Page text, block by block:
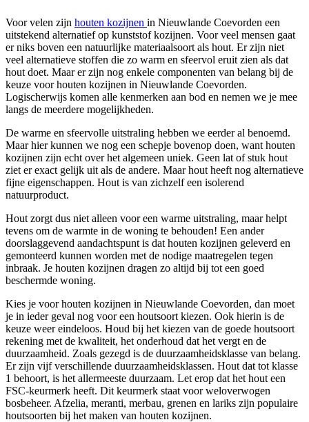
Voor velen zijn houten kozijnen in Nieuwlande Coevorden een
uitstekend alternatief op kunststof kozijnen. Voor veel mensen gaat
er niks boven een natuurlijke materiaalsoort als hout. Er zijn niet
veel alternatieve stoffen die zo warm en sfeervol eruit zien als dat
hout doet. Maar er zijn nog enkele componenten van belang bij de
keuze voor houten kozijnen in Nieuwlande Coevorden.
Logischerwijs komen alle kenmerken aan bod en nemen we je mee
langs de meerdere mogelijkheden.
De warme en sfeervolle uitstraling hebben we eerder al benoemd.
Maar hier kunnen we nog een schepje bovenop doen, want houten
kozijnen zijn echt over het algemeen uniek. Geen lat of stuk hout
ziet er exact gelijk uit als de andere. Maar hout heeft nog alternatieve
fijne eigenschappen. Hout is van zichzelf een isolerend
natuurproduct.
Hout zorgt dus niet alleen voor een warme uitstraling, maar helpt
tevens om de warmte in de woning te behouden! Een ander
doorslaggevend aandachtspunt is dat houten kozijnen geleverd en
gemonteerd kunnen worden met de nodige maatregelen tegen
inbraak. Je houten kozijnen dragen zo altijd bij tot een goed
beschermde woning.
Kies je voor houten kozijnen in Nieuwlande Coevorden, dan moet
je in ieder geval nog voor een houtsoort kiezen. Ook hierin is de
keuze weer eindeloos. Houd bij het kiezen van de goede houtsoort
rekening met de kwaliteit, het onderhoud dat het vergt en de
duurzaamheid. Zoals gezegd is de duurzaamheidsklasse van belang.
Er zijn vijf verschillende duurzaamheidsklassen. Hout dat tot klasse
1 behoort, is het allermeeste duurzaam. Let erop dat het hout een
FSC-keurmerk heeft. Dit keurmerk staat voor weloverwogen
bosbeheer. Afzelia, meranti, merbau, grenen en lariks zijn populaire
houtsoorten bij het maken van houten kozijnen.